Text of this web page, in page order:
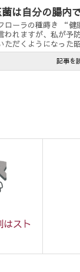
は自分の腸内
ローラの種蒔き “健
われますが、私が予
ただくようになった
記事を
スト